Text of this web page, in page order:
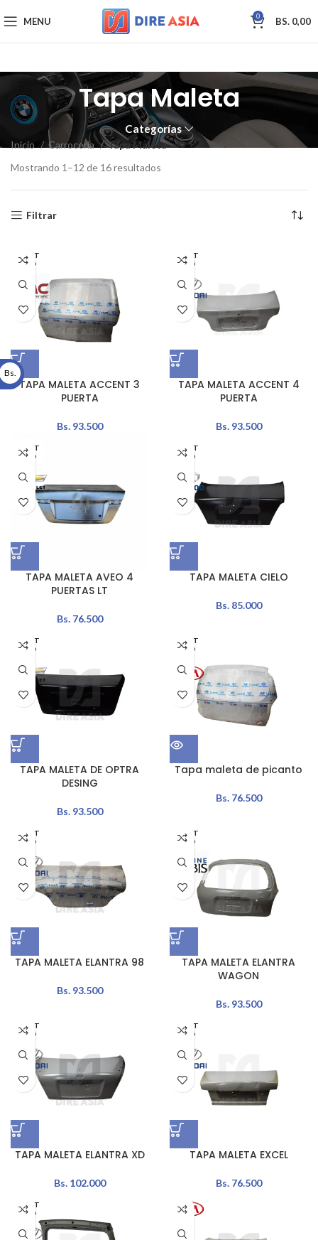
MENU 0 BS. 0,00
Tapa Maleta
Categorías
Inicio Carrocería
Tapa Maleta
Mostrando 1–12 de 16 resultados
Filtrar
AGOT
ADO
TAPA MALETA ACCENT 3
PUERTA
Bs.93.500
AGOT
ADO
TAPA MALETA ACCENT 4
PUERTA
Bs.93.500
AGOT
ADO
TAPA MALETA AVEO 4
PUERTAS LT
Bs.76.500
AGOT
ADO
TAPA MALETA CIELO
Bs.85.000
AGOT
ADO
TAPA MALETA DE OPTRA
DESING
Bs.93.500
AGOT
ADO
Tapa maleta de picanto
Bs.76.500
AGOT
ADO
TAPA MALETA ELANTRA 98
Bs.93.500
AGOT
ADO
TAPA MALETA ELANTRA
WAGON
Bs.93.500
AGOT
ADO
TAPA MALETA ELANTRA XD
Bs.102.000
AGOT
ADO
TAPA MALETA EXCEL
Bs.76.500
AGOT
ADO
Bs.